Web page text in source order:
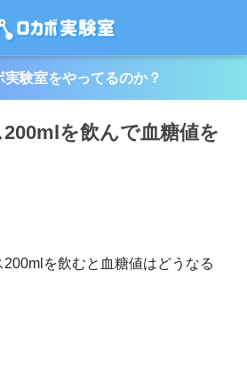
実験室をやってるのか？
を飲んで血糖値を
を飲むと血糖値はどうなる